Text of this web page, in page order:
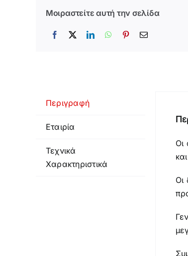
Μοιραστείτε αυτή την σελίδα
Περιγραφή
Εταιρία
Τεχνικά
Χαρακτηριστικά
Οι
Οι